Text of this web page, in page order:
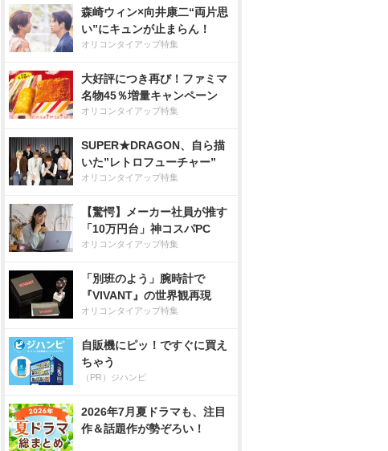
森崎ウィン×向井康二“両片思
い”にキュンが止まらん！
オリコンタイアップ特集
大好評につき再び！ファミマ
名物45％増量キャンペーン
オリコンタイアップ特集
SUPER★DRAGON、自ら描
いた”レトロフューチャー”
オリコンタイアップ特集
【驚愕】メーカー社員が推す
「10万円台」神コスパPC
オリコンタイアップ特集
「別班のよう」腕時計で
『VIVANT』の世界観再現
オリコンタイアップ特集
自販機にピッ！ですぐに買え
ちゃう
（PR）ジハンピ
2026年7月夏ドラマも、注目
作＆話題作が勢ぞろい！